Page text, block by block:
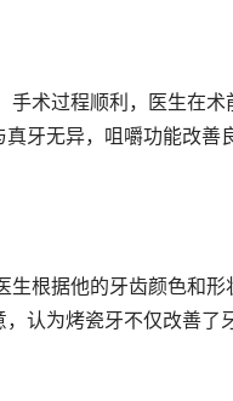
牙无异，咀嚼功能改善
认为烤瓷牙不仅改善了